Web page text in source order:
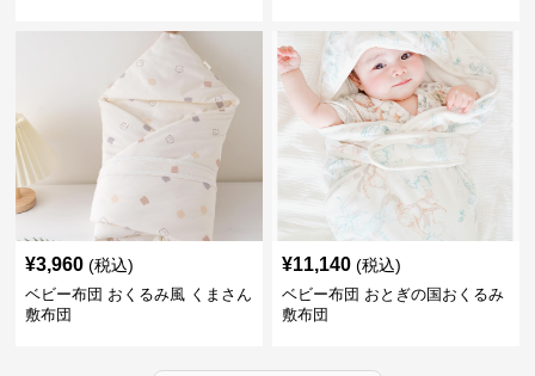
¥3,960 (税込)
ベビー布団 おくるみ風 くまさん
敷布団
¥11,140 (税込)
ベビー布団 おとぎの国おくるみ
敷布団